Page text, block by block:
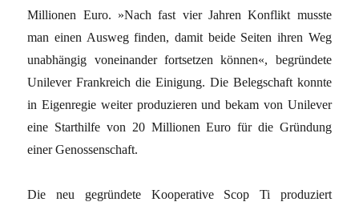
Millionen Euro. »Nach fast vier Jahren Konflikt musste
man einen Ausweg finden, damit beide Seiten ihren Weg
unabhängig voneinander fortsetzen können«, begründete
Unilever Frankreich die Einigung. Die Belegschaft konnte
in Eigenregie weiter produzieren und bekam von Unilever
eine Starthilfe von 20 Millionen Euro für die Gründung
einer Genossenschaft.
Die neu gegründete Kooperative Scop Ti produziert